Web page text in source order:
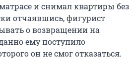
и снимал квартиры без
отчаявшись, фигурист
о возвращении на
ему поступило
он не смог отказаться.